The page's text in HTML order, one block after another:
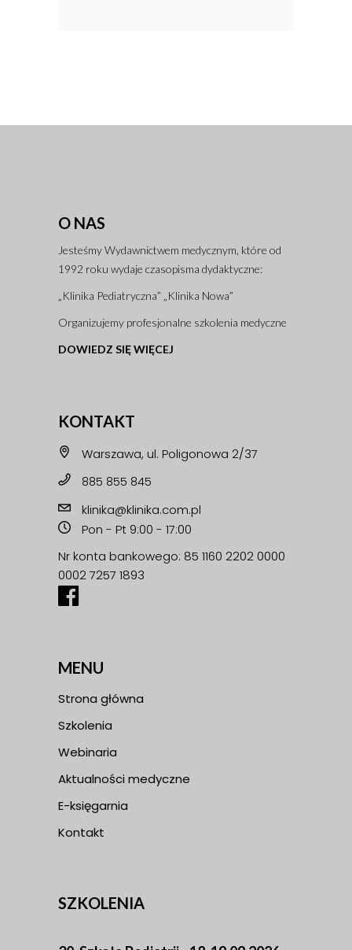
O NAS
Jesteśmy Wydawnictwem medycznym, które od
1992 roku wydaje czasopisma dydaktyczne:
„Klinika Pediatryczna” „Klinika Nowa”
Organizujemy profesjonalne szkolenia medyczne
DOWIEDZ SIĘ WIĘCEJ
KONTAKT
Warszawa, ul. Poligonowa 2/37
885 855 845
klinika@klinika.com.pl
Pon - Pt 9:00 - 17:00
Nr konta bankowego: 85 1160 2202 0000
0002 7257 1893
MENU
Strona główna
Szkolenia
Webinaria
Aktualności medyczne
E-księgarnia
Kontakt
SZKOLENIA